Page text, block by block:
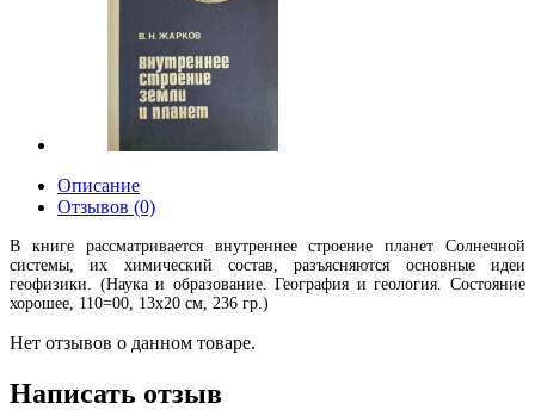
Описание
Отзывов (0)
В книге рассматривается внутреннее строение планет Солнечной
системы, их химический состав, разъясняются основные идеи
геофизики. (Наука и образование. География и геология. Состояние
хорошее, 110=00, 13х20 см, 236 гр.)
Нет отзывов о данном товаре.
Написать отзыв